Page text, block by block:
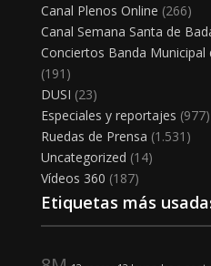
Canal Plenos Online (266)
Canal Semana Santa de
Conciertos Banda
(191)
DUSI (23)
Especiales y reportajes (977)
Ruedas de Prensa (1.531)
Uncategorized (14)
Vídeos 360 (187)
Etiquetas más